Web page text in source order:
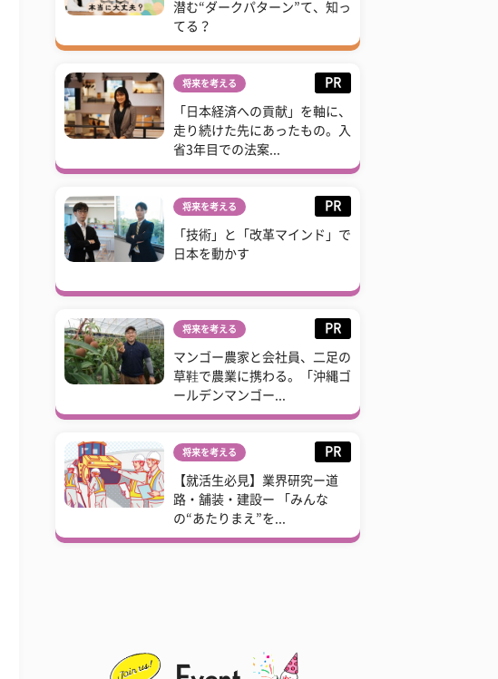
潜む“ダークパターン”て、知っ
てる？
将来を考える PR
「日本経済への貢献」を軸に、
走り続けた先にあったもの。入
省3年目での法案...
将来を考える PR
「技術」と「改革マインド」で
日本を動かす
将来を考える PR
マンゴー農家と会社員、二足の
草鞋で農業に携わる。「沖縄ゴ
ールデンマンゴー...
将来を考える PR
【就活生必見】業界研究ー道
路・舗装・建設ー 「みんな
の“あたりまえ”を...